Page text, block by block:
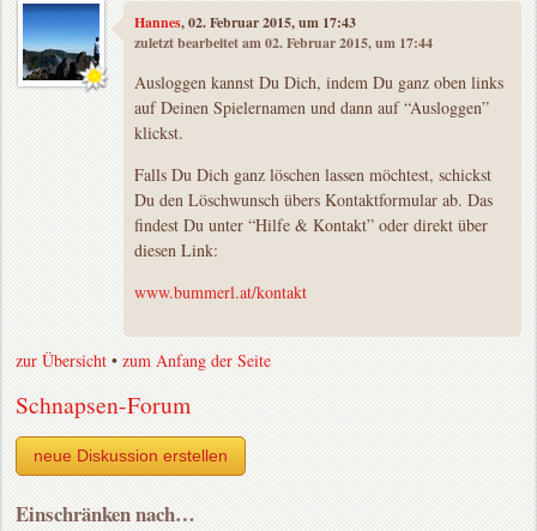
Hannes, 02. Februar 2015, um 17:43
zuletzt bearbeitet am 02. Februar 2015, um 17:44
Ausloggen kannst Du Dich, indem Du ganz oben links
auf Deinen Spielernamen und dann auf “Ausloggen”
klickst.
Falls Du Dich ganz löschen lassen möchtest, schickst
Du den Löschwunsch übers Kontaktformular ab. Das
findest Du unter “Hilfe & Kontakt” oder direkt über
diesen Link:
www.bummerl.at/kontakt
zur Übersicht •zum Anfang der Seite
Schnapsen-Forum
neue Diskussion erstellen
Einschränken nach…